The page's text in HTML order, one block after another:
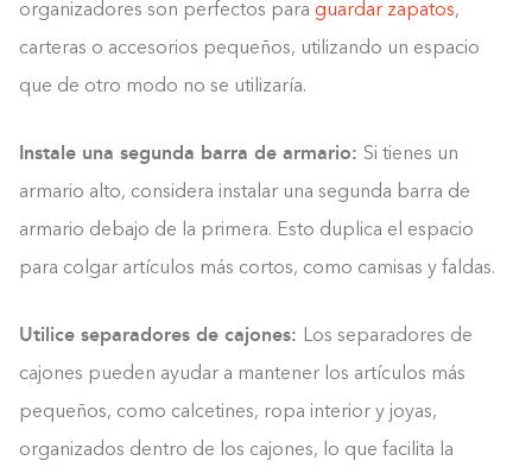
organizadores son perfectos para guardar zapatos,
carteras o accesorios pequeños, utilizando un espacio
que de otro modo no se utilizaría.
Instale una segunda barra de armario: Si tienes un
armario alto, considera instalar una segunda barra de
armario debajo de la primera. Esto duplica el espacio
para colgar artículos más cortos, como camisas y faldas.
Utilice separadores de cajones: Los separadores de
cajones pueden ayudar a mantener los artículos más
pequeños, como calcetines, ropa interior y joyas,
organizados dentro de los cajones, lo que facilita la